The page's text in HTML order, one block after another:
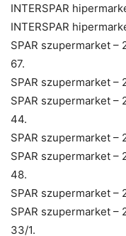
INTERSPAR
INTERSPAR
SPAR szupermarket –
67.
SPAR szupermarket –
SPAR szupermarket –
44.
SPAR szupermarket –
SPAR szupermarket –
48.
SPAR szupermarket –
SPAR szupermarket –
33/1.